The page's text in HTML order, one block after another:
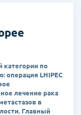
категории по
операция LHIPEC
лечение рака
в
Главный